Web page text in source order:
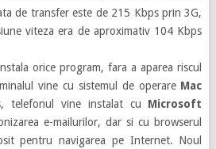
de transfer este de 215 Kbps prin 3G,
viteza era de aproximativ 104 Kbps
orice program, fara a aparea riscul
vine cu sistemul de operare Mac
telefonul vine instalat cu Microsoft
e-mailurilor, dar si cu browserul
pentru navigarea pe Internet. Noul